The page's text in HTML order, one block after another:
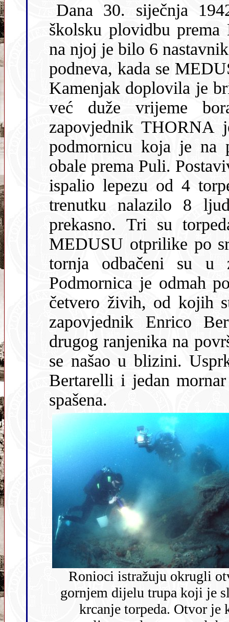
Dana 30. siječnja
školsku plovidbu prema Kvarnerskom zaljevu. Osim posade,
na njoj je bilo 6 nastavnika i 21 kadet
podneva, kada se MEDUSA
Kamenjak doplovila je
već duže vrijeme boravila na Jadranu. Oko 14:30 h
zapovjednik THORNA je kroz
podmornicu koja je na
obale prema Puli.
ispalio lepezu od 4 torpeda. Na tornju MEDUSE u tom se
trenutku nalazilo 8 ljudi. Opazili
prekasno. Tri su torpeda
MEDUSU otprilike po
tornja odbačeni su u zrak, da bi potom pali u more.
Podmornica je odmah potonula. Na
četvero živih, od kojih su
zapovjednik Enrico
drugog ranjenika na površini sve dok nije pristigao čamac koji
se našao u blizini. Usprkos naporima spasitelja, zapovjednik
Bertarelli i jedan mornar su preminuli, dok su
spašena.
Ronioci istražuju okrugli
gornjem dijelu trupa koji je služio za
krcanje torpeda. Otvor je